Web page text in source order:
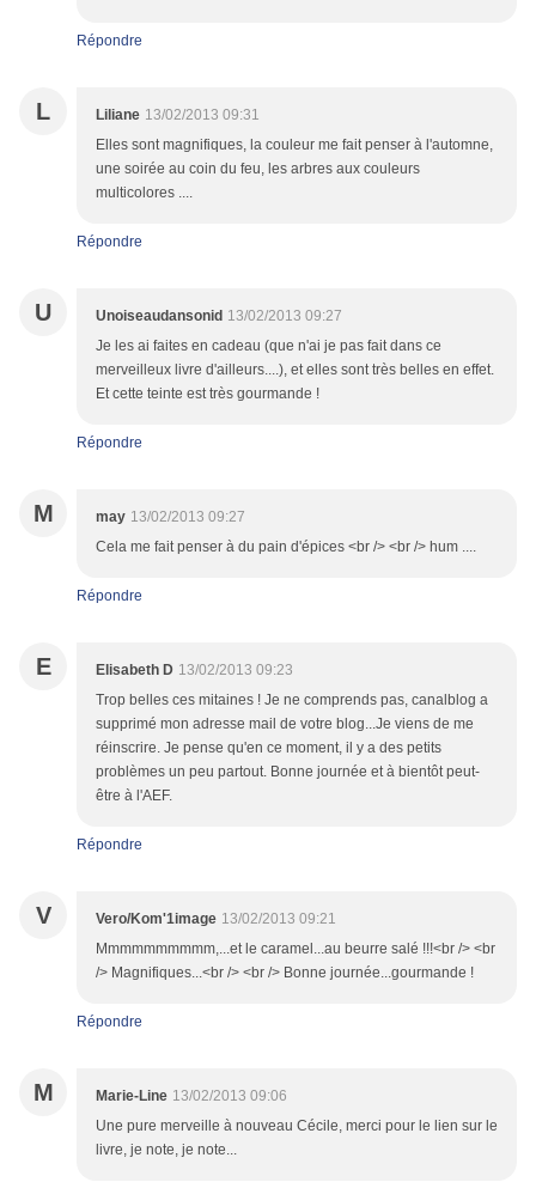
Répondre
L Liliane 13/02/2013 09:31
Elles sont magnifiques, la couleur me fait penser à l'automne,
une soirée au coin du feu, les arbres aux couleurs
multicolores ....
Répondre
U Unoiseaudansonid 13/02/2013 09:27
Je les ai faites en cadeau (que n'ai je pas fait dans ce
merveilleux livre d'ailleurs....), et elles sont très belles en effet.
Et cette teinte est très gourmande !
Répondre
M may 13/02/2013 09:27
Cela me fait penser à du pain d'épices <br /> <br /> hum ....
Répondre
E Elisabeth D 13/02/2013 09:23
Trop belles ces mitaines ! Je ne comprends pas, canalblog a
supprimé mon adresse mail de votre blog...Je viens de me
réinscrire. Je pense qu'en ce moment, il y a des petits
problèmes un peu partout. Bonne journée et à bientôt peut-
être à l'AEF.
Répondre
V Vero/Kom'1image 13/02/2013 09:21
Mmmmmmmmmm,...et le caramel...au beurre salé !!!<br /> <br
/> Magnifiques...<br /> <br /> Bonne journée...gourmande !
Répondre
M Marie-Line 13/02/2013 09:06
Une pure merveille à nouveau Cécile, merci pour le lien sur le
livre, je note, je note...